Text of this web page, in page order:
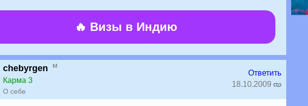
🔥 Визы в Индию
chebyrgen
м
Карма 3
О себе
Ответить
18.10.2009